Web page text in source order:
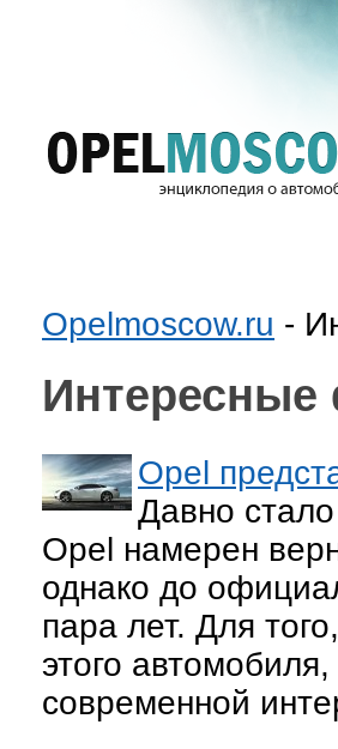
Opelmoscow.ru -
Интересные
Opel
Давно
Opel намерен
однако до
пара лет. Для
этого
современной